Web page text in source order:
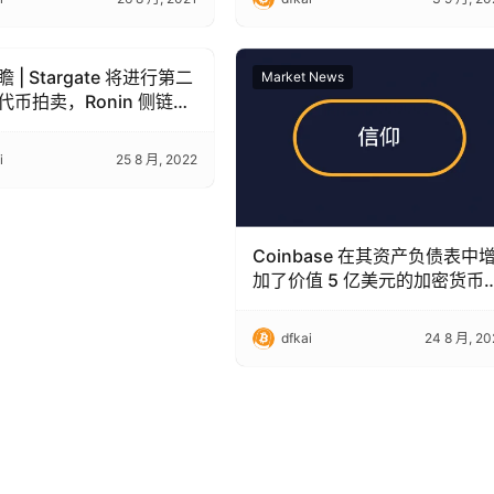
| Stargate 将进行第二
币拍卖，Ronin 侧链将
25 8 月, 2022
Market News
Coinbase 在其资产负债表中增
加了价值 5 亿美元的加密货币
dfkai 24 8 月,